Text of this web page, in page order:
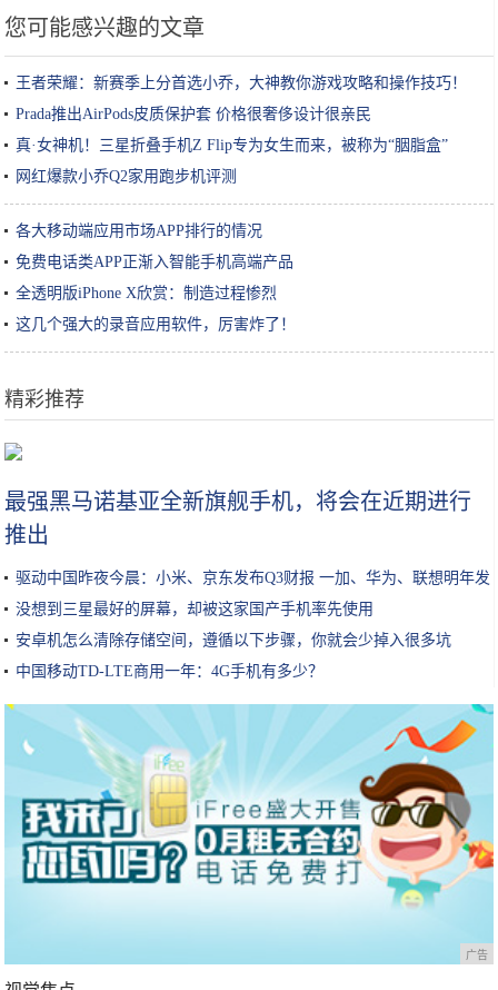
您可能感兴趣的文章
王者荣耀：新赛季上分首选小乔，大神教你游戏攻略和操作技巧！
Prada推出AirPods皮质保护套 价格很奢侈设计很亲民
真·女神机！三星折叠手机Z Flip专为女生而来，被称为“胭脂盒”
网红爆款小乔Q2家用跑步机评测
各大移动端应用市场APP排行的情况
免费电话类APP正渐入智能手机高端产品
全透明版iPhone X欣赏：制造过程惨烈
这几个强大的录音应用软件，厉害炸了！
精彩推荐
最强黑马诺基亚全新旗舰手机，将会在近期进行
推出
驱动中国昨夜今晨：小米、京东发布Q3财报 一加、华为、联想明年发
布5G手机
没想到三星最好的屏幕，却被这家国产手机率先使用
安卓机怎么清除存储空间，遵循以下步骤，你就会少掉入很多坑
中国移动TD-LTE商用一年：4G手机有多少？
广告